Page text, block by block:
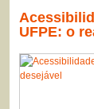
UFPE: o